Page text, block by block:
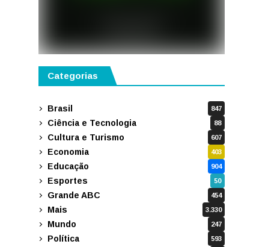
Categorias
Brasil 847
Ciência e Tecnologia 88
Cultura e Turismo 607
Economia 403
Educação 904
Esportes 50
Grande ABC 454
Mais 3.330
Mundo 247
Política 593